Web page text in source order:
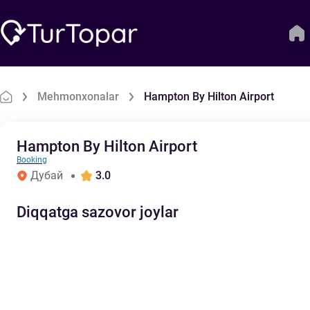
Mehmonxonalar Hampton By Hilton Airport
Hampton By Hilton Airport
Booking
Дубай 3.0
Diqqatga sazovor joylar